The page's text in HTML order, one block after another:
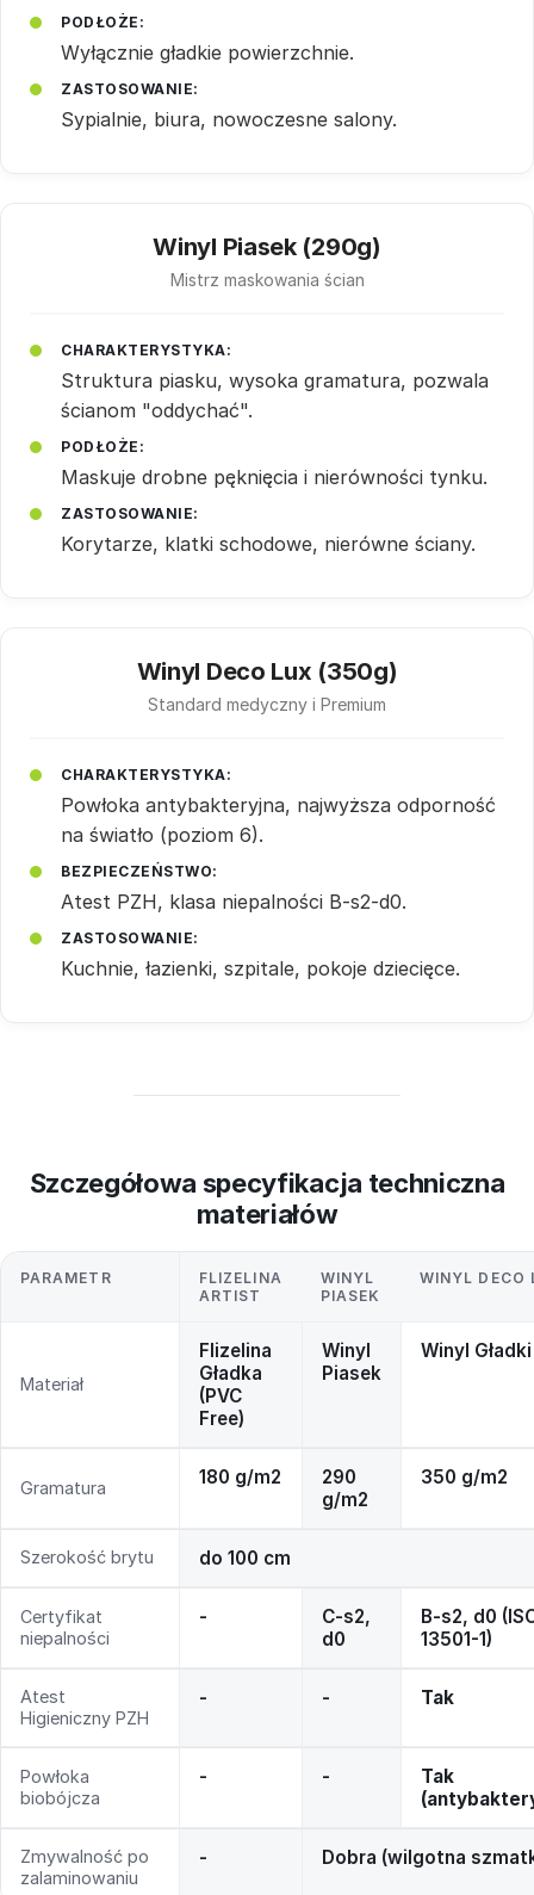
PODŁOŻE:
Wyłącznie gładkie powierzchnie.
ZASTOSOWANIE:
Sypialnie, biura, nowoczesne salony.
Winyl Piasek (290g)
Mistrz maskowania ścian
CHARAKTERYSTYKA:
Struktura piasku, wysoka gramatura, pozwala
ścianom "oddychać".
PODŁOŻE:
Maskuje drobne pęknięcia i nierówności tynku.
ZASTOSOWANIE:
Korytarze, klatki schodowe, nierówne ściany.
Winyl Deco Lux (350g)
Standard medyczny i Premium
CHARAKTERYSTYKA:
Powłoka antybakteryjna, najwyższa odporność
na światło (poziom 6).
BEZPIECZEŃSTWO:
Atest PZH, klasa niepalności B-s2-d0.
ZASTOSOWANIE:
Kuchnie, łazienki, szpitale, pokoje dziecięce.
Szczegółowa specyfikacja techniczna
materiałów
PARAMETR
FLIZELINA
ARTIST
WINYL
PIASEK
WINYL DECO
Materiał
Flizelina
Gładka
(PVC
Free)
Winyl
Piasek
Winyl Gładki
Gramatura 180 g/m2
290
g/m2
350 g/m2
Szerokość brytu do 100 cm
Certyfikat
niepalności
-
C-s2,
d0
B-s2, d0
13501-1)
Atest
Higieniczny PZH
- - Tak
Powłoka
biobójcza
- -
Tak
Zmywalność po
zalaminowaniu
- Dobra (wilgotna